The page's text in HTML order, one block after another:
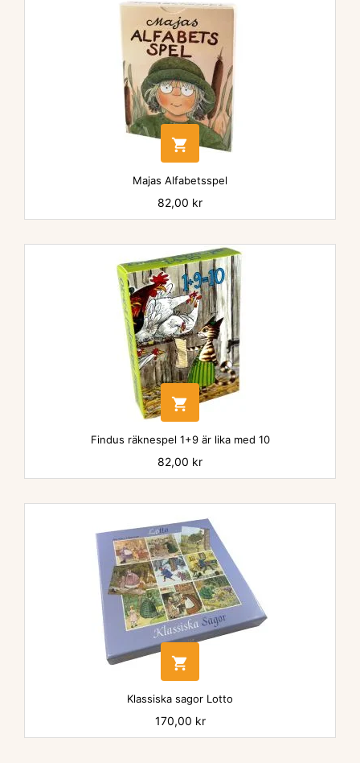

Majas Alfabetsspel
Pris
82,00 kr

Findus räknespel 1+9 är lika med 10
Pris
82,00 kr

Klassiska sagor Lotto
Pris
170,00 kr